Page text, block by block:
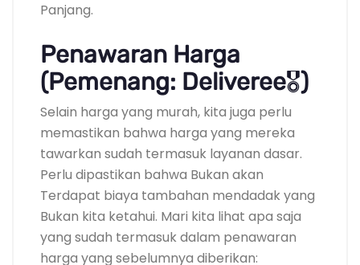
Panjang.
Penawaran Harga
(Pemenang: Deliveree🎖️)
Selain harga yang murah, kita juga perlu
memastikan bahwa harga yang mereka
tawarkan sudah termasuk layanan dasar.
Perlu dipastikan bahwa Bukan akan
Terdapat biaya tambahan mendadak yang
Bukan kita ketahui. Mari kita lihat apa saja
yang sudah termasuk dalam penawaran
harga yang sebelumnya diberikan: